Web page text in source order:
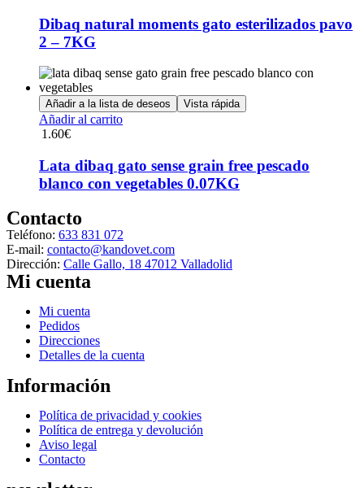
la
producto
múltiples
variantes.
se
pueden
elegir
en
de
producto
Dibaq natural moments gato esterilizados pavo
2 – 7KG
Añadir a la lista de deseos Vista rápida
Añadir al carrito
1.60€
Lata dibaq gato sense grain free pescado
blanco con vegetables 0.07KG
Contacto
Teléfono: 633 831 072
E-mail: contacto@kandovet.com
Dirección: Calle Gallo, 18 47012 Valladolid
Mi cuenta
Menú
Mi cuenta
Pedidos
Direcciones
Detalles de la cuenta
Información
Menú
Política de privacidad y cookies
Política de entrega y devolución
Aviso legal
Contacto